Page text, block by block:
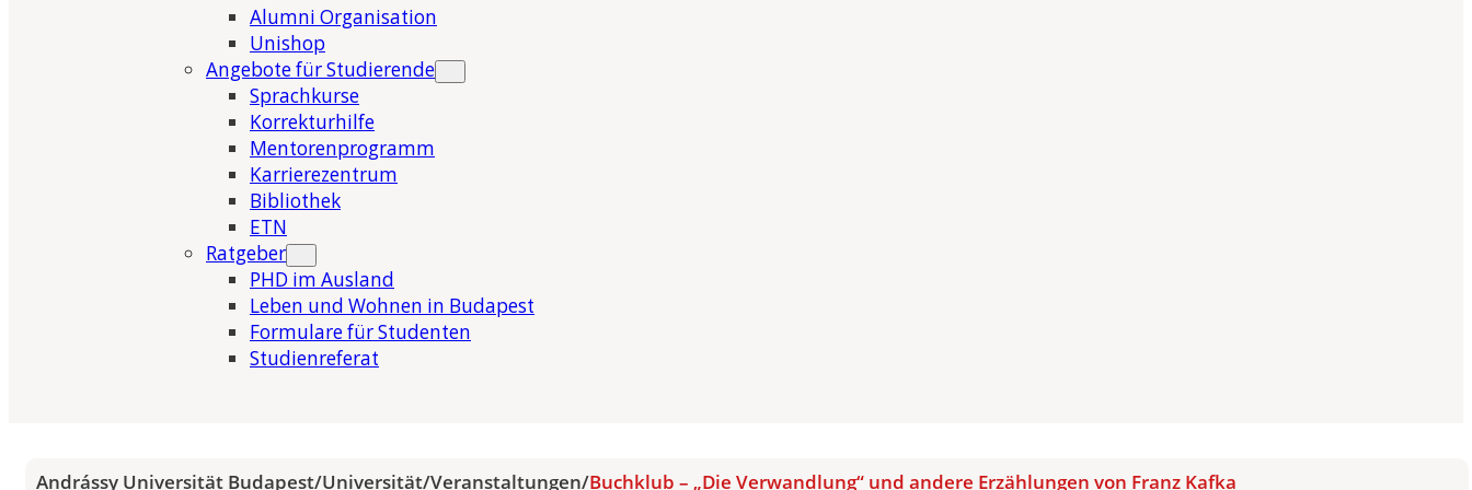
Alumni Organisation
Unishop
Angebote für Studierende
Sprachkurse
Korrekturhilfe
Mentorenprogramm
Karrierezentrum
Bibliothek
ETN
Ratgeber
PHD im Ausland
Leben und Wohnen in Budapest
Formulare für Studenten
Studienreferat
Andrássy Universität Budapest/Universität/Veranstaltungen/Buchklub – „Die Verwandlung“ und andere Erzählungen von Franz Kafka